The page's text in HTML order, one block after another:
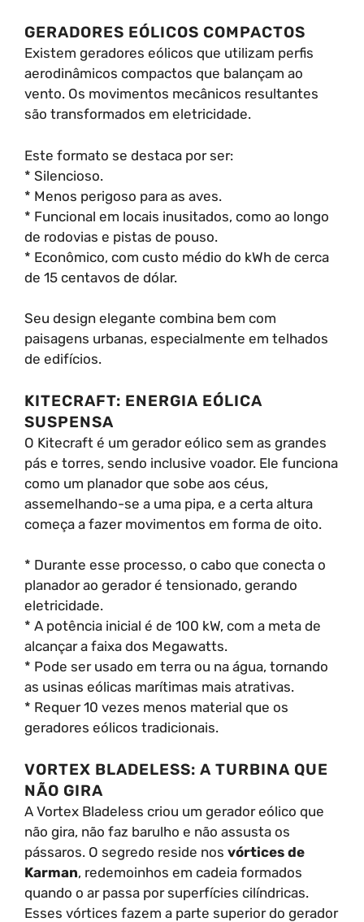
GERADORES EÓLICOS COMPACTOS
Existem geradores eólicos que utilizam perfis
aerodinâmicos compactos que balançam ao
vento. Os movimentos mecânicos resultantes
são transformados em eletricidade.
Este formato se destaca por ser:
* Silencioso.
* Menos perigoso para as aves.
* Funcional em locais inusitados, como ao longo
de rodovias e pistas de pouso.
* Econômico, com custo médio do kWh de cerca
de 15 centavos de dólar.
Seu design elegante combina bem com
paisagens urbanas, especialmente em telhados
de edifícios.
KITECRAFT: ENERGIA EÓLICA
SUSPENSA
O Kitecraft é um gerador eólico sem as grandes
pás e torres, sendo inclusive voador. Ele funciona
como um planador que sobe aos céus,
assemelhando-se a uma pipa, e a certa altura
começa a fazer movimentos em forma de oito.
* Durante esse processo, o cabo que conecta o
planador ao gerador é tensionado, gerando
eletricidade.
* A potência inicial é de 100 kW, com a meta de
alcançar a faixa dos Megawatts.
* Pode ser usado em terra ou na água, tornando
as usinas eólicas marítimas mais atrativas.
* Requer 10 vezes menos material que os
geradores eólicos tradicionais.
VORTEX BLADELESS: A TURBINA QUE
NÃO GIRA
A Vortex Bladeless criou um gerador eólico que
não gira, não faz barulho e não assusta os
pássaros. O segredo reside nos vórtices de
Karman, redemoinhos em cadeia formados
quando o ar passa por superfícies cilíndricas.
Esses vórtices fazem a parte superior do gerador